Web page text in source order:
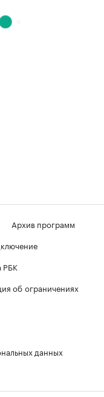
Архив программ
РБК
об ограничениях
данных